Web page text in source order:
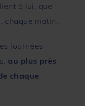
à lui, que
chaque matin.
journées
au plus près
chaque